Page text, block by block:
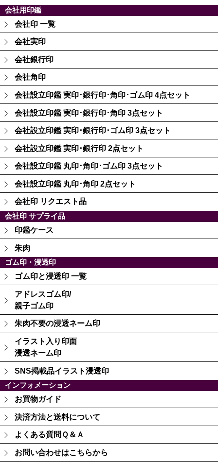
会社用印鑑
会社印 一覧
会社実印
会社銀行印
会社角印
会社設立印鑑 実印･銀行印･角印･ゴム印 4点セット
会社設立印鑑 実印･銀行印･角印 3点セット
会社設立印鑑 実印･銀行印･ゴム印 3点セット
会社設立印鑑 実印･銀行印 2点セット
会社設立印鑑 丸印･角印･ゴム印 3点セット
会社設立印鑑 丸印･角印 2点セット
会社印 リクエスト品
会社印 サプライ品
印鑑ケース
朱肉
ゴム印・浸透印
ゴム印と浸透印 一覧
アドレスゴム印/
親子ゴム印
朱肉不要の浸透ネーム印
イラスト入り印面
浸透ネーム印
SNS掲載品イラスト浸透印
インフォメーション
お買物ガイド
決済方法と送料について
よくある質問Ｑ＆Ａ
お問い合わせはこちらから